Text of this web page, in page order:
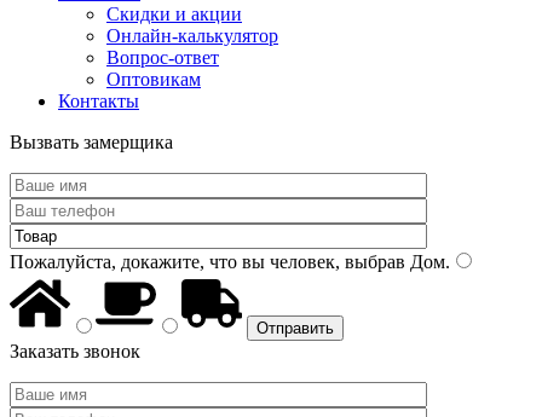
Скидки и акции
Онлайн-калькулятор
Вопрос-ответ
Оптовикам
Контакты
Вызвать замерщика
Пожалуйста, докажите, что вы человек, выбрав Дом.
Заказать звонок